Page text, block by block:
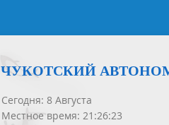
ЧУКОТСКИЙ
Сегодня: 8 Августа
Местное время: 21:26:23